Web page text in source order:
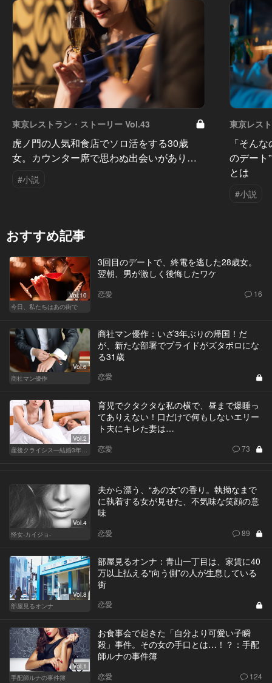
東京レストラン・ストーリー Vol.43
虎ノ門の人気和食店でソロ活をする30歳
女。カウンター席で思わぬ出会いがあり…
#小説
東京レス
「そん
のデート
とは
#小説
おすすめ記事
Vol.10
今日、私たちはあの街で
3回目のデートで、終電を逃した28歳女。
翌朝、男が激しく後悔したワケ
恋愛 16
Vol.6
商社マン優作
商社マン優作：いざ3年ぶりの帰国！だ
が、新たな部署でプライドがズタボロにな
る31歳
恋愛
Vol.2
産後クライシス—結婚3年目の波乱—
育児でクタクタな私の横で、昼まで爆睡っ
てありえない！口だけで何もしないエリー
ト夫にキレた妻は…
恋愛 73
Vol.4
怪女-カイジョ-
夫から漂う、“あの女”の香り。執拗なまで
に執着する女が見せた、不気味な笑顔の意
味
恋愛 89
Vol.8
部屋見るオンナ
部屋見るオンナ：青山一丁目は、家賃に40
万以上払える“向う側”の人が生息している
街
恋愛
Vol.1
手配師ルナの事件簿
お食事会で起きた「自分より可愛い子瞬
殺」事件。その女の手口とは…！？：手配
師ルナの事件簿
恋愛 124